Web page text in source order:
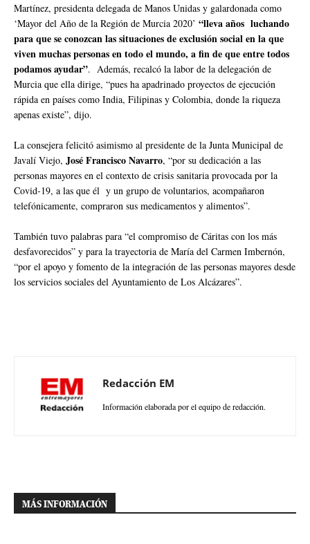
Martínez, presidenta delegada de Manos Unidas y galardonada como
‘Mayor del Año de la Región de Murcia 2020’ “lleva años luchando
para que se conozcan las situaciones de exclusión social en la que
viven muchas personas en todo el mundo, a fin de que entre todos
podamos ayudar”. Además, recalcó la labor de la delegación de
Murcia que ella dirige, “pues ha apadrinado proyectos de ejecución
rápida en países como India, Filipinas y Colombia, donde la riqueza
apenas existe”, dijo.
La consejera felicitó asimismo al presidente de la Junta Municipal de
Javalí Viejo, José Francisco Navarro, “por su dedicación a las
personas mayores en el contexto de crisis sanitaria provocada por la
Covid-19, a las que él y un grupo de voluntarios, acompañaron
telefónicamente, compraron sus medicamentos y alimentos”.
También tuvo palabras para “el compromiso de Cáritas con los más
desfavorecidos” y para la trayectoria de María del Carmen Imbernón,
“por el apoyo y fomento de la integración de las personas mayores desde
los servicios sociales del Ayuntamiento de Los Alcázares”.
Redacción EM
Información elaborada por el equipo de redacción.
MÁS INFORMACIÓN